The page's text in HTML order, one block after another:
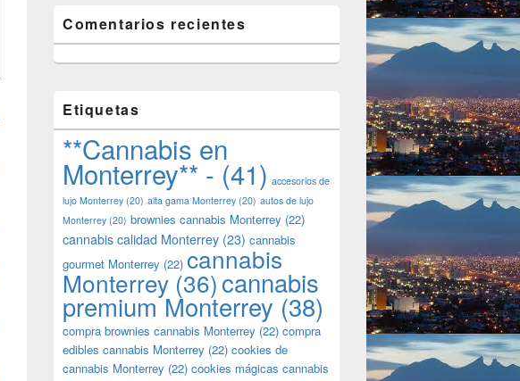
Comentarios recientes
Etiquetas
**Cannabis en
Monterrey** - (41) accesorios de
lujo Monterrey (20) alta gama Monterrey (20) autos de lujo
Monterrey (20) brownies cannabis Monterrey (22)
cannabis calidad Monterrey (23) cannabis
gourmet Monterrey (22) cannabis
Monterrey (36)cannabis
premium Monterrey (38)
compra brownies cannabis Monterrey (22) compra
edibles cannabis Monterrey (22) cookies de
cannabis Monterrey (22) cookies mágicas cannabis